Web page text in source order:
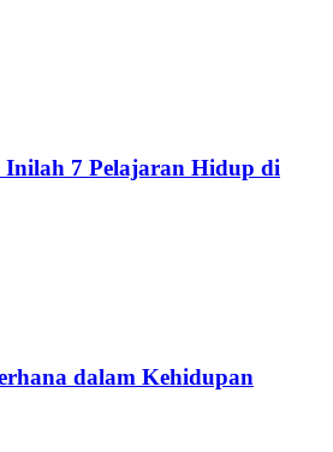
7 Pelajaran Hidup di
dalam Kehidupan